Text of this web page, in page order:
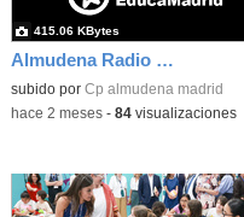
Almudena Radio Dña Letizia 08
Contenido educativo.
subido por Cp almudena madrid
415.06 KBytes
-hace 2 meses- 84visualizaciones